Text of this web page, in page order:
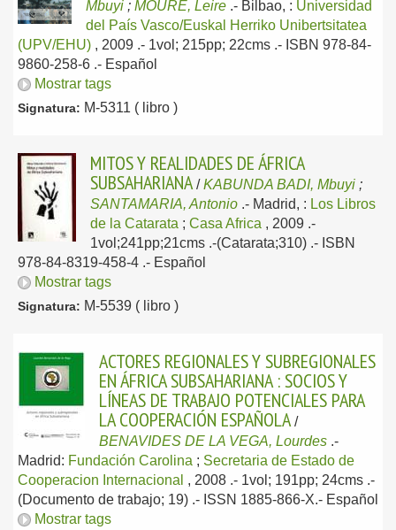
Mbuyi ; MOURE, Leire .- Bilbao, : Universidad
del País Vasco/Euskal Herriko Unibertsitatea
(UPV/EHU) , 2009 .- 1vol; 215pp; 22cms .- ISBN 978-84-
9860-258-6 .- Español
Mostrar tags
Signatura: M-5311 ( libro )
MITOS Y REALIDADES DE ÁFRICA
SUBSAHARIANA /KABUNDA BADI, Mbuyi ;
SANTAMARIA, Antonio .- Madrid, : Los Libros
de la Catarata ; Casa Africa , 2009 .-
1vol;241pp;21cms .-(Catarata;310) .- ISBN
978-84-8319-458-4 .- Español
Mostrar tags
Signatura: M-5539 ( libro )
ACTORES REGIONALES Y SUBREGIONALES
EN ÁFRICA SUBSAHARIANA : SOCIOS Y
LÍNEAS DE TRABAJO POTENCIALES PARA
LA COOPERACIÓN ESPAÑOLA /
BENAVIDES DE LA VEGA, Lourdes .-
Madrid: Fundación Carolina ; Secretaria de Estado de
Cooperacion Internacional , 2008 .- 1vol; 191pp; 24cms .-
(Documento de trabajo; 19) .- ISSN 1885-866-X.- Español
Mostrar tags